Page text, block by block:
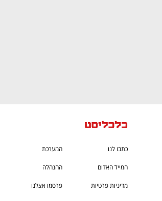
כתבו לנו המערכת
המייל האדום ההנהלה
מדיניות פרטיות פרסמו אצלנו